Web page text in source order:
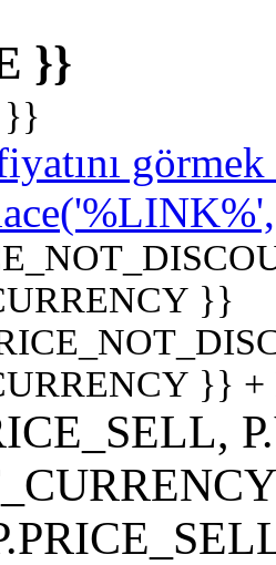
}}
}}
}}
}}